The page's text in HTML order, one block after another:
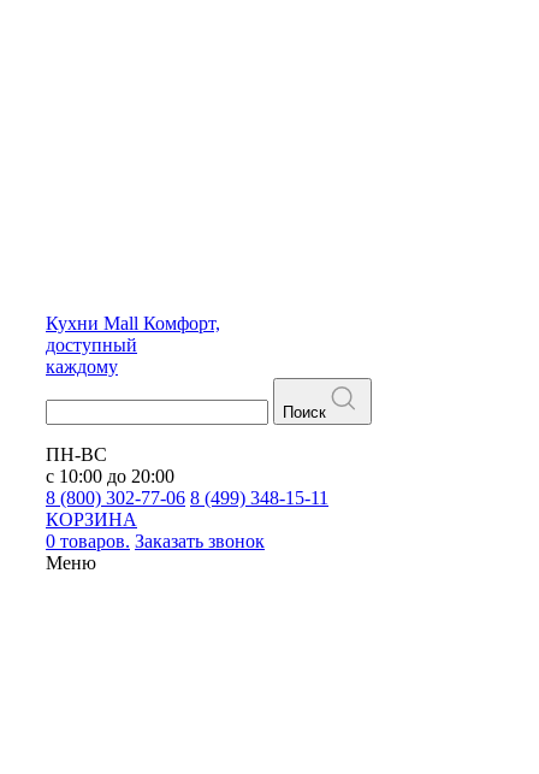
Кухни Mall Комфорт,
доступный
каждому
Поиск
ПН-ВС
с 10:00 до 20:00
8 (800) 302-77-06 8 (499) 348-15-11
КОРЗИНА
0 товаров. Заказать звонок
Меню